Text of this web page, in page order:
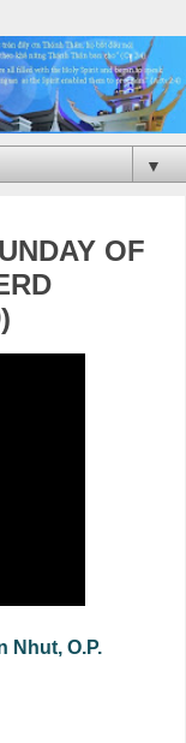
▼
OF
Nhut, O.P.